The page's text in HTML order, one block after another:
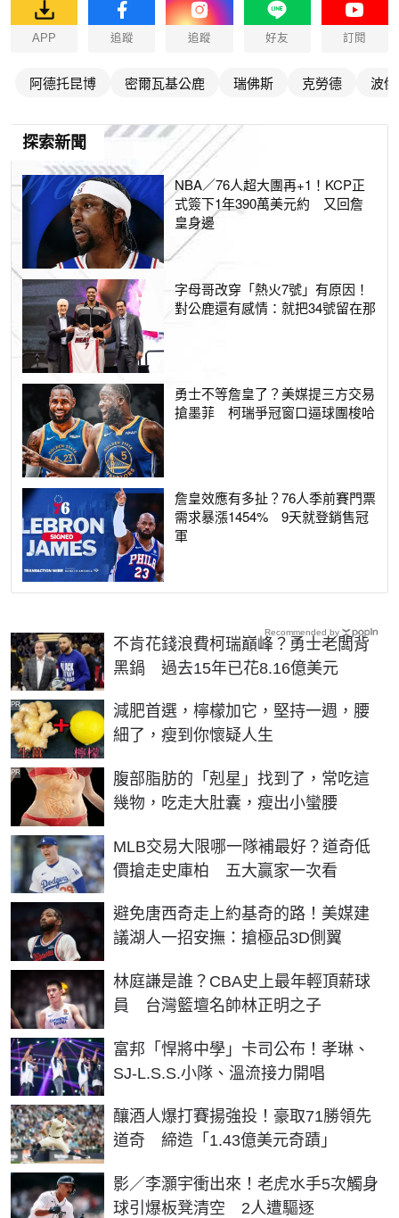
APP 追蹤 追蹤 好友 訂閱
阿德托昆博 密爾瓦基公鹿 瑞佛斯 克勞德 波
探索新聞
NBA／76人超大團再+1！KCP正
式簽下1年390萬美元約 又回詹
皇身邊
字母哥改穿「熱火7號」有原因！
對公鹿還有感情：就把34號留在那
勇士不等詹皇了？美媒提三方交易
搶墨菲 柯瑞爭冠窗口逼球團梭哈
詹皇效應有多扯？76人季前賽門票
需求暴漲1454% 9天就登銷售冠
軍
不肯花錢浪費柯瑞巔峰？勇士老闆背
黑鍋 過去15年已花8.16億美元
減肥首選，檸檬加它，堅持一週，腰
細了，瘦到你懷疑人生
PR
腹部脂肪的「剋星」找到了，常吃這
幾物，吃走大肚囊，瘦出小蠻腰
PR
MLB交易大限哪一隊補最好？道奇低
價搶走史庫柏 五大贏家一次看
避免唐西奇走上約基奇的路！美媒建
議湖人一招安撫：搶極品3D側翼
林庭謙是誰？CBA史上最年輕頂薪球
員 台灣籃壇名帥林正明之子
富邦「悍將中學」卡司公布！孝琳、
SJ-L.S.S.小隊、溫流接力開唱
釀酒人爆打賽揚強投！豪取71勝領先
道奇 締造「1.43億美元奇蹟」
影／李灝宇衝出來！老虎水手5次觸身
球引爆板凳清空 2人遭驅逐
Recommended by